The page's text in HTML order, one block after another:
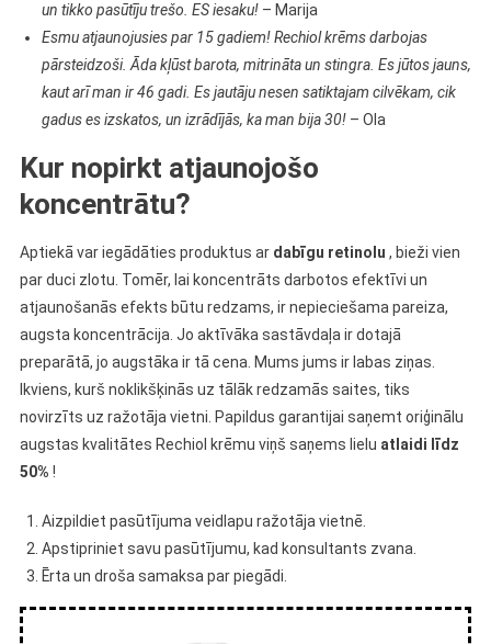
un tikko pasūtīju trešo. ES iesaku!– Marija
Esmu atjaunojusies par 15 gadiem! Rechiol krēms darbojas
pārsteidzoši. Āda kļūst barota, mitrināta un stingra. Es jūtos jauns,
kaut arī man ir 46 gadi. Es jautāju nesen satiktajam cilvēkam, cik
gadus es izskatos, un izrādījās, ka man bija 30!– Ola
Kur nopirkt atjaunojošo
koncentrātu?
Aptiekā var iegādāties produktus ar dabīgu retinolu , bieži vien
par duci zlotu. Tomēr, lai koncentrāts darbotos efektīvi un
atjaunošanās efekts būtu redzams, ir nepieciešama pareiza,
augsta koncentrācija. Jo aktīvāka sastāvdaļa ir dotajā
preparātā, jo augstāka ir tā cena. Mums jums ir labas ziņas.
Ikviens, kurš noklikšķinās uz tālāk redzamās saites, tiks
novirzīts uz ražotāja vietni. Papildus garantijai saņemt oriģinālu
augstas kvalitātes Rechiol krēmu viņš saņems lielu atlaidi līdz
50% !
Aizpildiet pasūtījuma veidlapu ražotāja vietnē.
Apstipriniet savu pasūtījumu, kad konsultants zvana.
Ērta un droša samaksa par piegādi.